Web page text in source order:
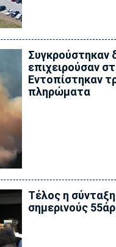
Συγκρούστηκαν
επιχειρούσαν
Εντοπίστηκαν
πληρώματα
Τέλος η
σημερινούς